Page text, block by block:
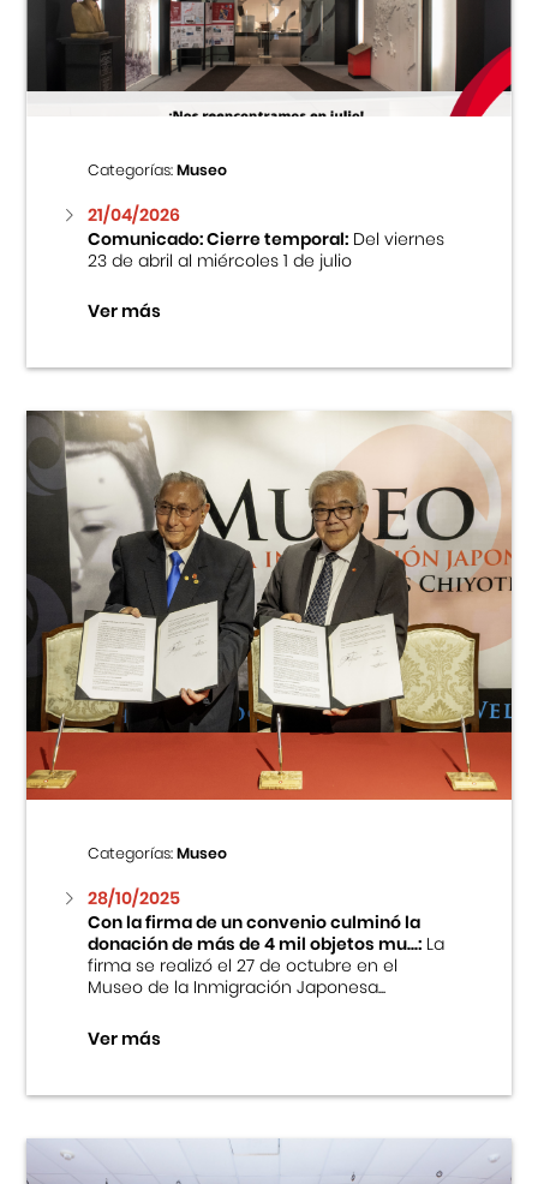
Centro Cultural Peruano Japonés
Museo de la Inmigración Japonesa
Fondo Editorial
Teatro Peruano Japonés
Categorías:Museo
21/04/2026
Comunicado: Cierre temporal:Del viernes
23 de abril al miércoles 1 de julio
Ver más
Categorías:Museo
28/10/2025
Con la firma de un convenio culminó la
donación de más de 4 mil objetos mu...:La
firma se realizó el 27 de octubre en el
Museo de la Inmigración Japonesa...
Ver más